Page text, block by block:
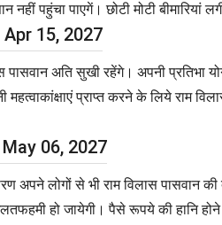
पहुंचा पाएगें। छोटी मोटी बीमारियां
15, 2027
पासवान अति सुखी रहेंगे। अपनी प्रतिभा
महत्वाकांक्षाएं प्राप्त करने के लिये राम
06, 2027
अपने लोगों से भी राम विलास पासवान
हो जायेगी। पैसे रूपये की हानि